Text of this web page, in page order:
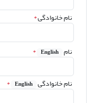
نام خانوادگی*
نام English
*
نام خانوادگی English
*